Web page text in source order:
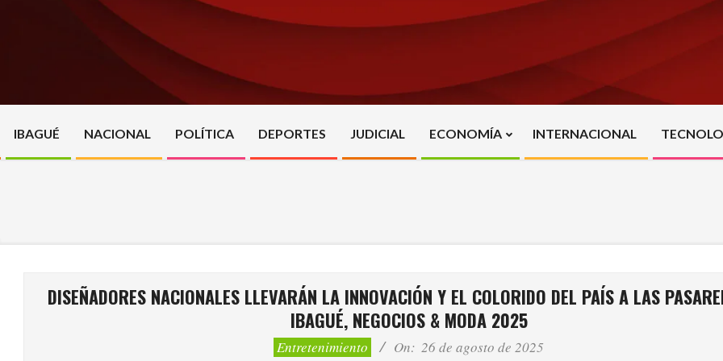
Primary
Navigation
IBAGUÉ NACIONAL POLÍTICA DEPORTES JUDICIAL ECONOMÍA INTERNACIONAL
DISEÑADORES NACIONALES LLEVARÁN LA INNOVACIÓN Y EL COLORIDO DEL PAÍS A LAS
IBAGUÉ, NEGOCIOS & MODA 2025
Entretenimiento On: 26 de agosto de 2025